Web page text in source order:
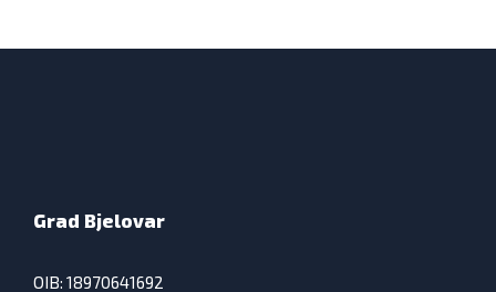
Grad Bjelovar
OIB: 18970641692